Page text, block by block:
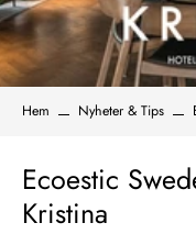
Hem Nyheter & Tips
Ecoestic
Kristina